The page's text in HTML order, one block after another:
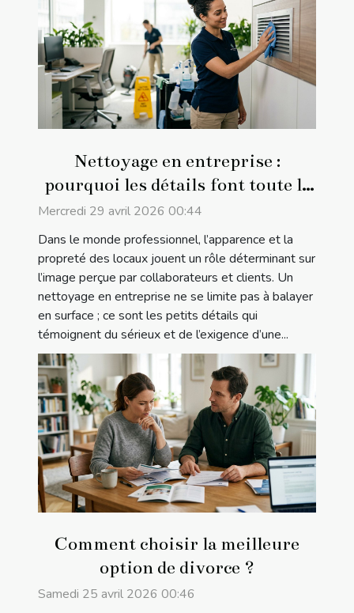
Nettoyage en entreprise :
pourquoi les détails font toute la
différence
Mercredi 29 avril 2026 00:44
Dans le monde professionnel, l’apparence et la
propreté des locaux jouent un rôle déterminant sur
l’image perçue par collaborateurs et clients. Un
nettoyage en entreprise ne se limite pas à balayer
en surface ; ce sont les petits détails qui
témoignent du sérieux et de l’exigence d’une...
Comment choisir la meilleure
option de divorce ?
Samedi 25 avril 2026 00:46